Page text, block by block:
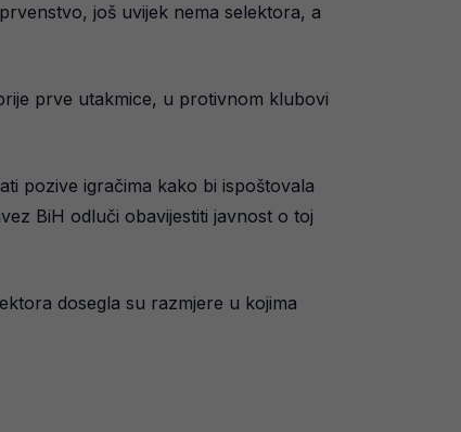
još uvijek nema selektora, a
prve utakmice, u protivnom klubovi
pozive igračima kako bi ispoštovala
BiH odluči obavijestiti javnost o toj
dosegla su razmjere u kojima